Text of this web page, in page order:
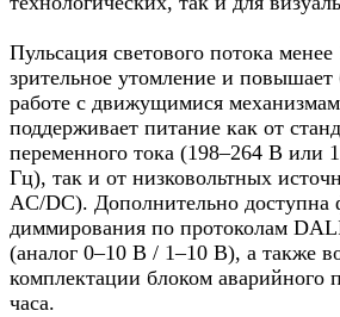
Пульсация светового потока
зрительное утомление и повышает
работе с движущимися
поддерживает питание как от
переменного тока (198–264 В или
Гц), так и от низковольтных
AC/DC). Дополнительно доступна
диммирования по протоколам
(аналог 0–10 В / 1–10 В), а также
комплектации блоком
часа.